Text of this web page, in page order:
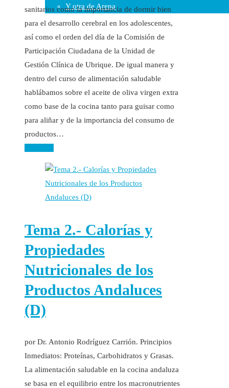
Y otra de Arena
Noticias Sanitarias
Enlaces
sanitarios como la importancia de dormir bien
para el desarrollo cerebral en los adolescentes,
así como el orden del día de la Comisión de
Participación Ciudadana de la Unidad de
Gestión Clínica de Ubrique. De igual manera y
dentro del curso de alimentación saludable
hablábamos sobre el aceite de oliva virgen extra
como base de la cocina tanto para guisar como
para aliñar y de la importancia del consumo de
productos…
Tema 2.- Calorías y
Propiedades
Nutricionales de los
Productos Andaluces
(D)
por Dr. Antonio Rodríguez Carrión. Principios
Inmediatos: Proteínas, Carbohidratos y Grasas.
La alimentación saludable en la cocina andaluza
se basa en el equilibrio entre los macronutrientes